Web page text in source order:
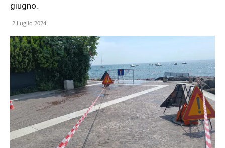
giugno.
2 Luglio 2024